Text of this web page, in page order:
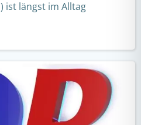
ist längst im Alltag